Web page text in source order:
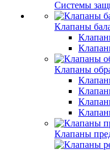
Системы
Клапаны
Клапаны
Клапаны